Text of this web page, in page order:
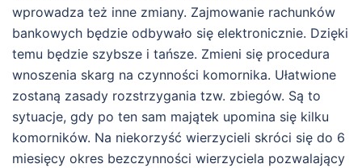
wprowadza też inne zmiany. Zajmowanie rachunków
bankowych będzie odbywało się elektronicznie. Dzięki
temu będzie szybsze i tańsze. Zmieni się procedura
wnoszenia skarg na czynności komornika. Ułatwione
zostaną zasady rozstrzygania tzw. zbiegów. Są to
sytuacje, gdy po ten sam majątek upomina się kilku
komorników. Na niekorzyść wierzycieli skróci się do 6
miesięcy okres bezczynności wierzyciela pozwalający